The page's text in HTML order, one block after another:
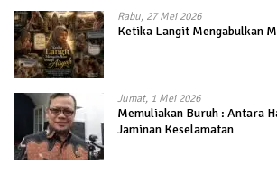
Rabu, 27 Mei 2026
Ketika Langit Mengabulkan
Jumat, 1 Mei 2026
Memuliakan Buruh : Antara
Jaminan Keselamatan